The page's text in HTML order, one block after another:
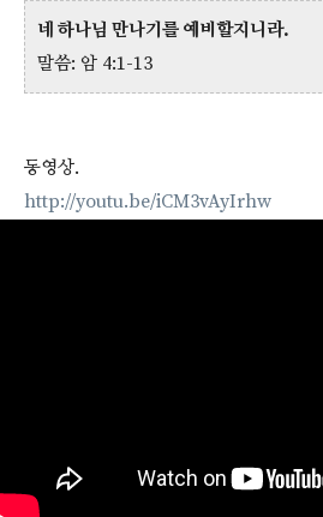
네 하나님 만나기를 예비할지니라.
말씀: 암 4:1-13
동영상.
http://youtu.be/iCM3vAyIrhw